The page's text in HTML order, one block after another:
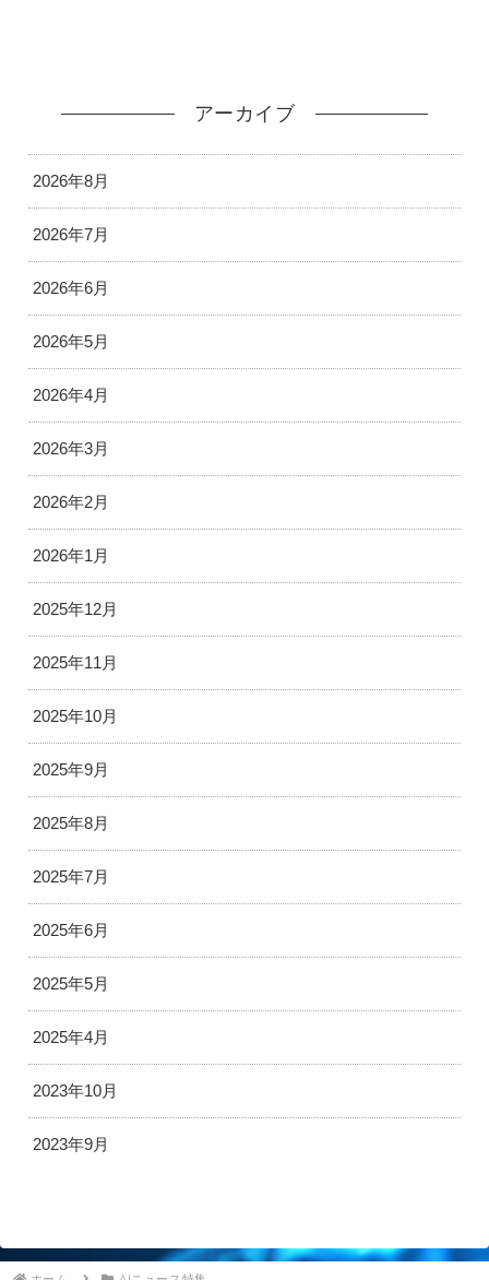
アーカイブ
2026年8月
2026年7月
2026年6月
2026年5月
2026年4月
2026年3月
2026年2月
2026年1月
2025年12月
2025年11月
2025年10月
2025年9月
2025年8月
2025年7月
2025年6月
2025年5月
2025年4月
2023年10月
2023年9月